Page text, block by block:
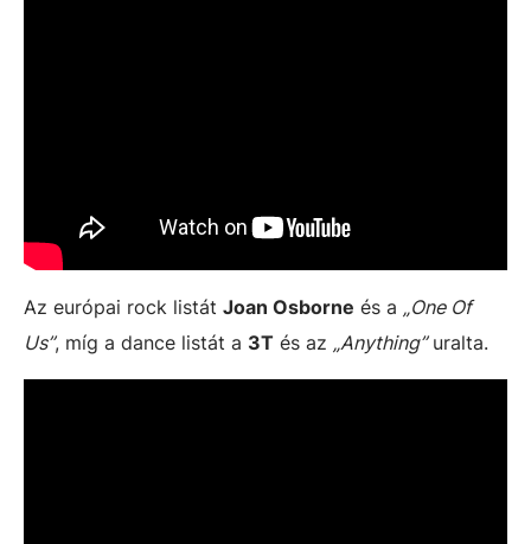
Az európai rock listát Joan Osborne és a „One Of
Us”, míg a dance listát a 3T és az „Anything”uralta.